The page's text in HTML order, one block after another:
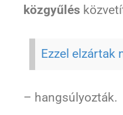
közgyűlés
Ezzel elzártak
– hangsúlyozták.